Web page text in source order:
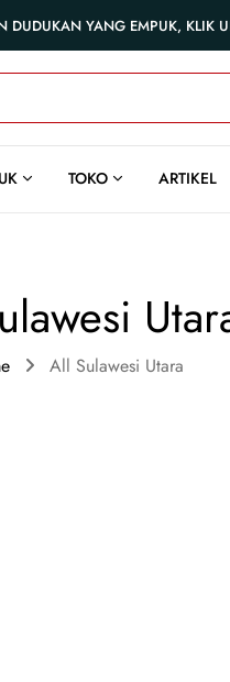
DUDUKAN YANG EMPUK, KLIK
TOKO ARTIKEL
All Sulawesi Utara